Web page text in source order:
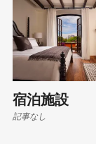
宿泊施設
記事なし